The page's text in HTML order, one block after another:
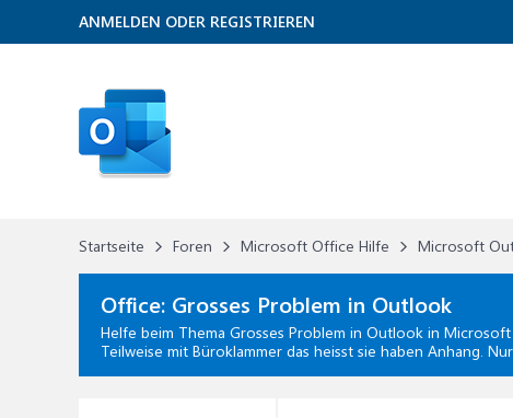
Startseite Foren Microsoft Office Hilfe Microsoft
Office: Grosses Problem in Outlook
Helfe beim Thema Grosses Problem in Outlook in
Teilweise mit Büroklammer das heisst sie haben Anhang.
ANMELDEN ODER REGISTRIEREN